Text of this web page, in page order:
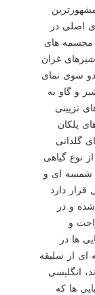
اصلی در
های
غران
سوی نمای
و گاو به
تزیینی
پلكان
گلدانی
نوع گیاهی
شمسه ای و
دارد
و در
و
ها در
از سلیقه
انگلیسی
ها كه